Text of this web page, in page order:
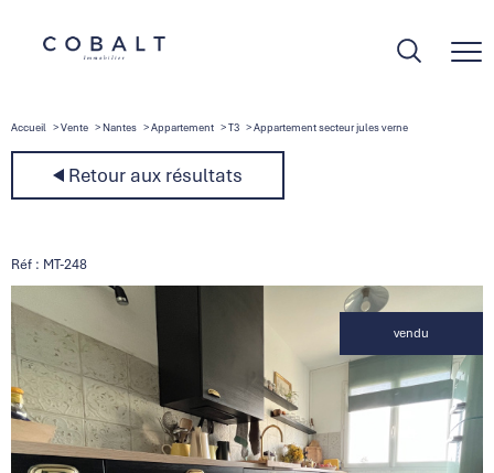
Accueil Vente Nantes Appartement T3 Appartement secteur jules verne
Retour aux résultats
Réf : MT-248
vendu